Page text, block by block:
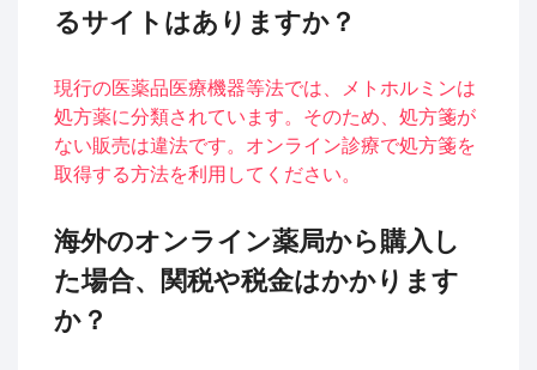
るサイトはありますか？
現行の医薬品医療機器等法では、メトホルミンは
処方薬に分類されています。そのため、処方箋が
ない販売は違法です。オンライン診療で処方箋を
取得する方法を利用してください。
海外のオンライン薬局から購入し
た場合、関税や税金はかかります
か？